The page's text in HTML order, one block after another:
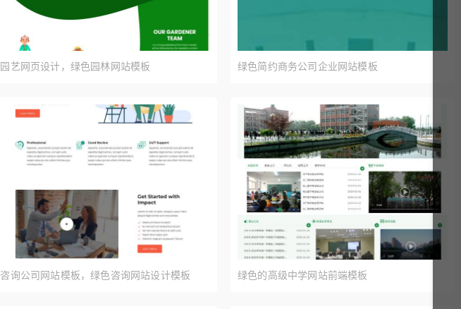
园艺网页设计，绿色园林网站模板 绿色简约商务公司企业网站模板
咨询公司网站模板，绿色咨询网站设计模板 绿色的高级中学网站前端模板